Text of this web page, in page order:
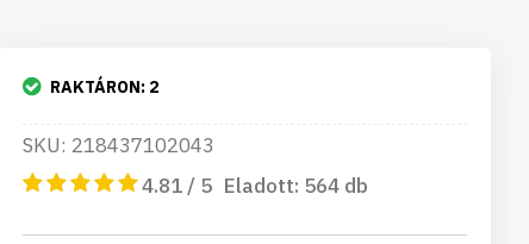
RAKTÁRON: 2
SKU: 218437102043
4.81 / 5 Eladott: 564db